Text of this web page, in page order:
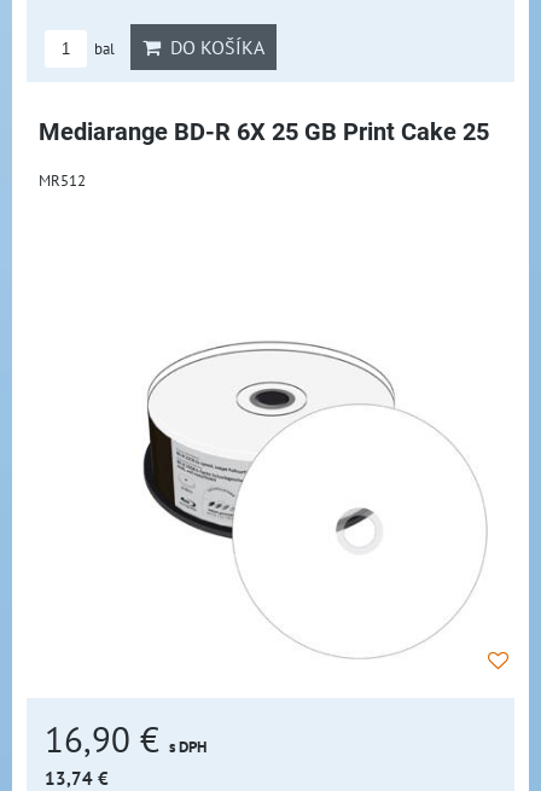
bal DO KOŠÍKA
Mediarange BD-R 6X 25 GB Print Cake 25
MR512
16,90 € s DPH
13,74 €